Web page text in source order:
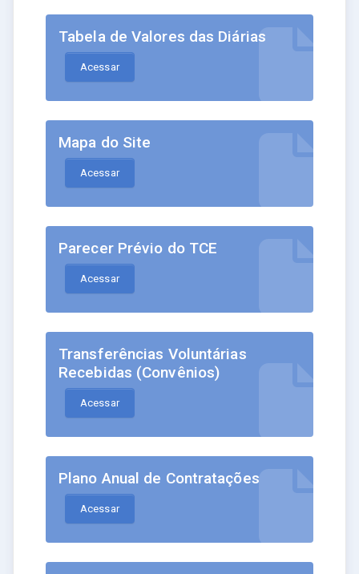
Tabela de Valores das Diárias
Acessar
Mapa do Site
Acessar
Parecer Prévio do TCE
Acessar
Transferências Voluntárias
Recebidas (Convênios)
Acessar
Plano Anual de Contratações
Acessar